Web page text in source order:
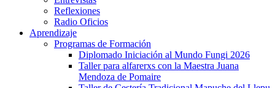
Reflexiones
Radio Oficios
Aprendizaje
Programas de Formación
Diplomado Iniciación al Mundo Fungi 2026
Taller para alfarerxs con la Maestra Juana
Mendoza de Pomaire